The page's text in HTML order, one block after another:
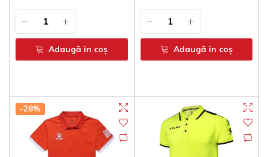
Adaugă in coş Adaugă in coş
-28%